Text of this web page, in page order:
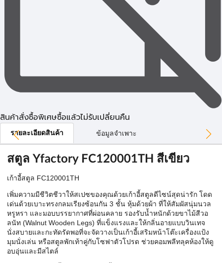
สินค้าสั่งซื้อพิเศษซื้อแล้วไม่รับเปลี่ยนคืน
รายละเอียดสินค้า ข้อมูลจำเพาะ
สตูล Yfactory FC120001TH สีเขียว
เก้าอี้สตูล FC120001TH
เพิ่มความมีชีวิตชีวาให้สเปซของคุณด้วยเก้าอี้สตูลดีไซน์สุดน่ารัก โดด
เด่นด้วยเบาะทรงกลมเรียงซ้อนกัน 3 ชั้น หุ้มด้วยผ้า ที่ให้สัมผัสนุ่มนวล
หรูหรา และมอบบรรยากาศที่ผ่อนคลาย รองรับน้ำหนักด้วยขาไม้สีวอ
ลนัท (Walnut Wooden Legs) ที่แข็งแรงและให้กลิ่นอายแบบวินเทจ
นั่งสบายและกะทัดรัดพอที่จะจัดวางเป็นเก้าอี้เสริมหน้าโต๊ะเครื่องแป้ง
มุมนั่งเล่น หรือสตูลพักเท้าคู่กับโซฟาตัวโปรด ช่วยคอมพลีทลุคห้องให้ดู
อบอุ่นและมีสไตล์